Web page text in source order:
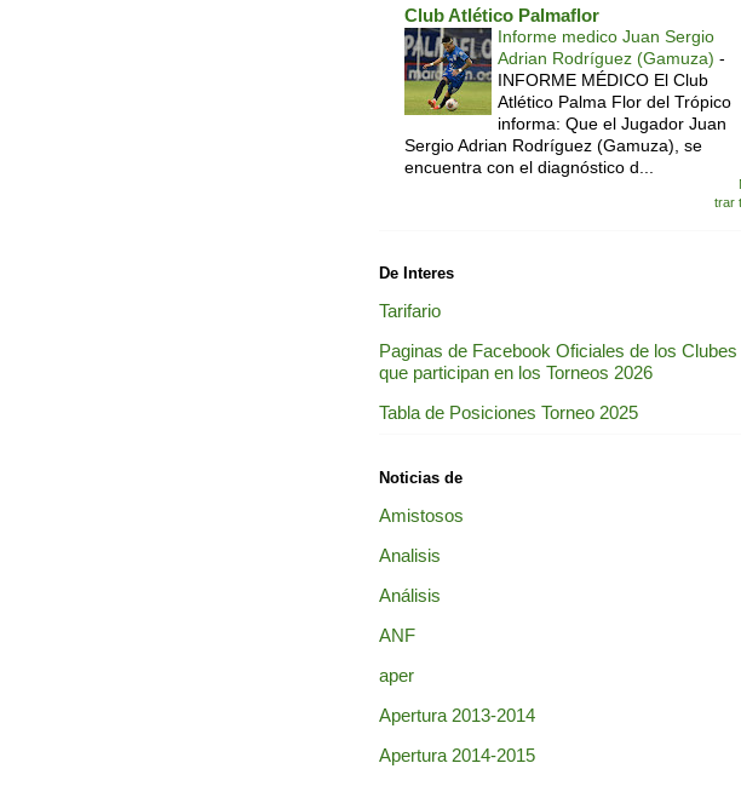
Club Atlético Palmaflor
Informe medico Juan Sergio
Adrian Rodríguez (Gamuza) -
INFORME MÉDICO El Club
Atlético Palma Flor del Trópico
informa: Que el Jugador Juan
Sergio Adrian Rodríguez (Gamuza), se
encuentra con el diagnóstico d...
trar
De Interes
Tarifario
Paginas de Facebook Oficiales de los Clubes
que participan en los Torneos 2026
Tabla de Posiciones Torneo 2025
Noticias de
Amistosos
Analisis
Análisis
ANF
aper
Apertura 2013-2014
Apertura 2014-2015